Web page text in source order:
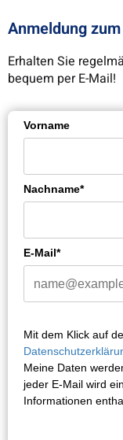
Anmeldung
Erhalten Sie
bequem per E-Mail!
Vorname
Nachname*
E-Mail*
Mit dem Klick auf
Meine Daten
jeder E-Mail wird
Informationen